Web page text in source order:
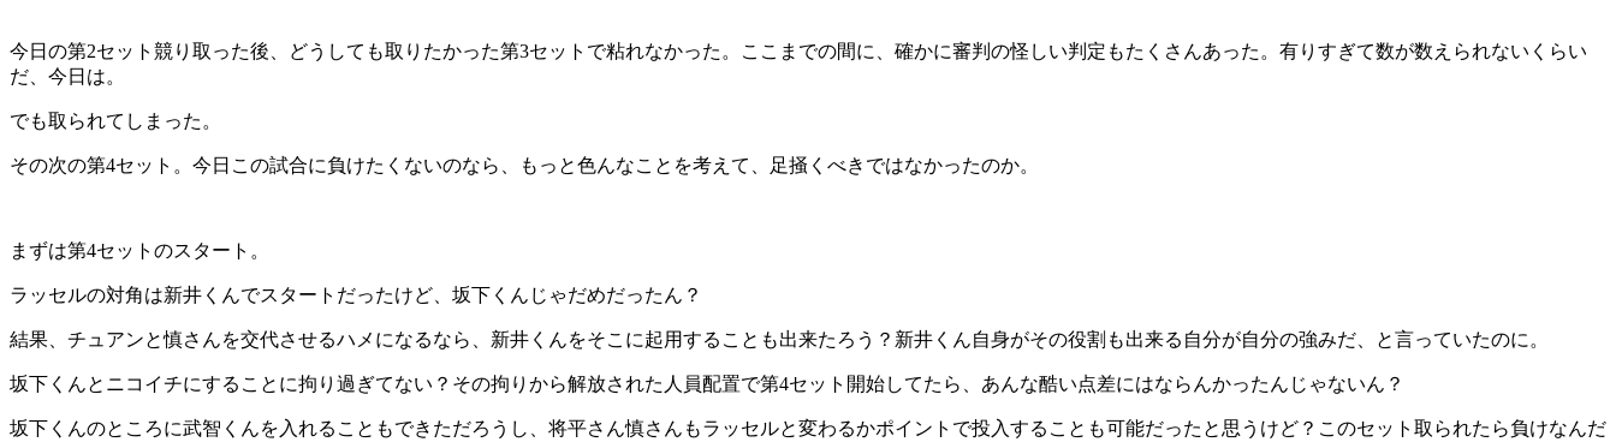
今日の第2セット競り取った後、どうしても取りたかった第3セットで粘れなかった。ここまでの間に、確かに審判の怪しい判定もたくさんあった。有りすぎて数が数えられないくらい
だ、今日は。
でも取られてしまった。
その次の第4セット。今日この試合に負けたくないのなら、もっと色んなことを考えて、足掻くべきではなかったのか。
まずは第4セットのスタート。
ラッセルの対角は新井くんでスタートだったけど、坂下くんじゃだめだったん？
結果、チュアンと慎さんを交代させるハメになるなら、新井くんをそこに起用することも出来たろう？新井くん自身がその役割も出来る自分が自分の強みだ、と言っていたのに。
坂下くんとニコイチにすることに拘り過ぎてない？その拘りから解放された人員配置で第4セット開始してたら、あんな酷い点差にはならんかったんじゃないん？
坂下くんのところに武智くんを入れることもできただろうし、将平さん慎さんもラッセルと変わるかポイントで投入することも可能だったと思うけど？このセット取られたら負けなんだ